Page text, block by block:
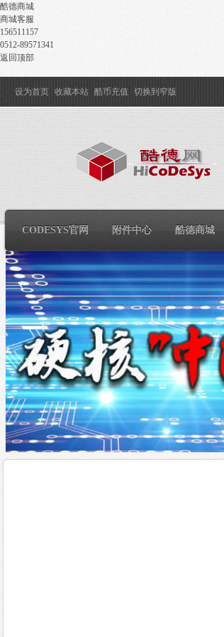
酷德商城
商城客服
156511157
0512-89571341
返回顶部
设为首页 收藏本站 酷币充值 切换到窄版
CODESYS官网 附件中心 酷德商城